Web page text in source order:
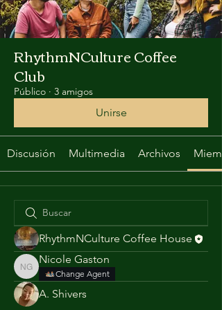
RhythmNCulture Coffee
Club
Público · 3 amigos
Unirse
Discusión Multimedia Archivos
RhythmNCulture Coffee House
Nicole Gaston
Nicole Gaston
Change Agent
A. Shivers